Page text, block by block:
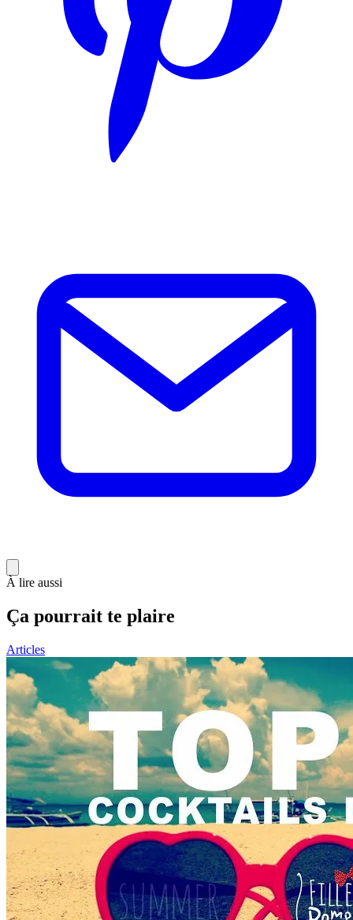
À lire aussi
Ça pourrait te plaire
Articles